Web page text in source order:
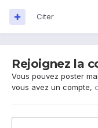
Citer
Rejoignez la
Vous pouvez poster
vous avez un compte,